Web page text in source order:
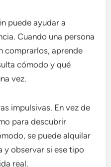
puede ayudar a
Cuando una persona
comprarlos, aprende
cómodo y qué
vez.
impulsivas. En vez de
para descubrir
se puede alquilar
y observar si ese tipo
real.